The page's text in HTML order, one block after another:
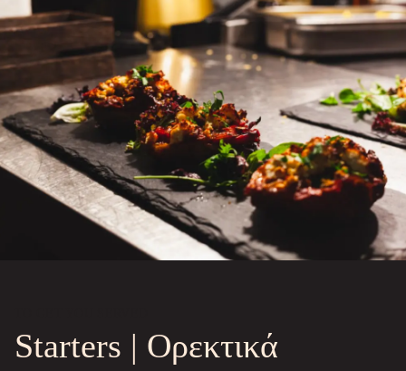
Starters | Ορεκτικά